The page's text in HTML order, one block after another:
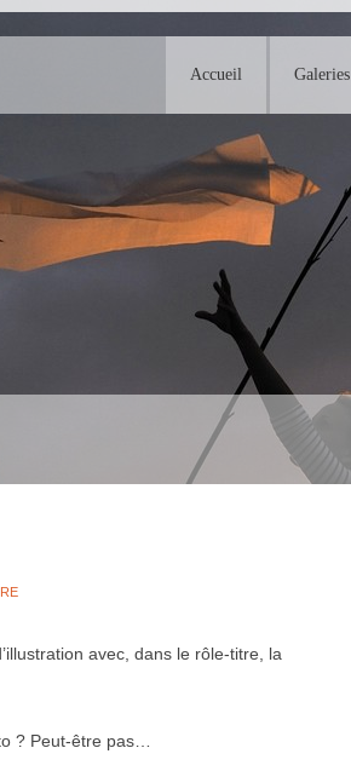
Accueil Galeries
avec, dans le rôle-titre, la
? Peut-être pas…